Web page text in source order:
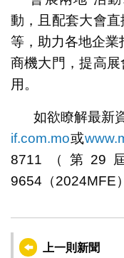
動，且配套大會直
等，助力各地企業
商機大門，提高展
用。
如欲瞭解最新
if.com.mo或
8711（第29
9654（2024MFE
上一則新聞